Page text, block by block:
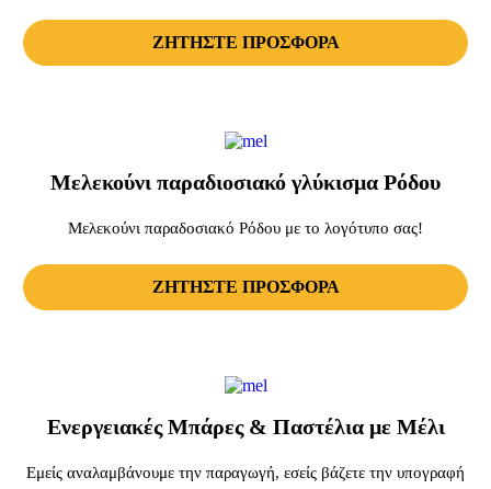
ΖΗΤΗΣΤΕ ΠΡΟΣΦΟΡΑ
Μελεκούνι παραδιοσιακό γλύκισμα Ρόδου
Μελεκούνι παραδοσιακό Ρόδου με το λογότυπο σας!
ΖΗΤΗΣΤΕ ΠΡΟΣΦΟΡΑ
Ενεργειακές Μπάρες & Παστέλια με Μέλι
Εμείς αναλαμβάνουμε την παραγωγή, εσείς βάζετε την υπογραφή